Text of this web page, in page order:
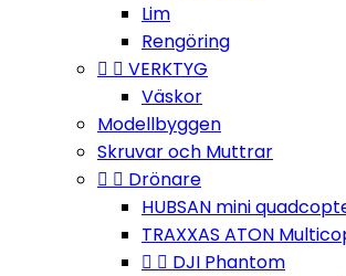
Lim
Rengöring
  VERKTYG
Väskor
Modellbyggen
Skruvar och Muttrar
  Drönare
HUBSAN mini
TRAXXAS ATON
  DJI Phantom